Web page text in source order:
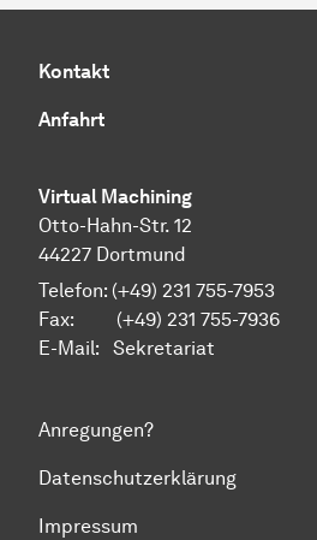
Kontakt
Anfahrt
Virtual Machining
Otto-Hahn-Str. 12
44227 Dortmund
Telefon: (+49) 231 755-7953
Fax: (+49) 231 755-7936
E-Mail: Sekretariat
Anregungen?
Datenschutzerklärung
Impressum